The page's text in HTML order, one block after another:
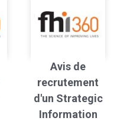
Avis de
recrutement
d'un Strategic
Information